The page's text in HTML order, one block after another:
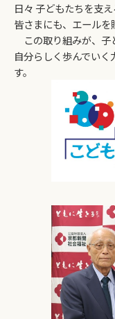
日々 子どもたちを支
皆さまにも、エールを
この取り組みが、子
自分らしく歩んでい
す。